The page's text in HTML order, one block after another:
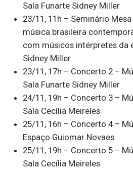
Sala Funarte Sidney Miller
23/11, 11h – Seminário
música brasileira
com músicos intérpretes da
Sidney Miller
23/11, 17h – Concerto 2 –
Sala Funarte Sidney Miller
24/11, 19h – Concerto 3 –
Sala Cecília Meireles
25/11, 16h – Concerto 4 –
Espaço Guiomar Novaes
25/11, 19h – Concerto 5 –
Sala Cecília Meireles